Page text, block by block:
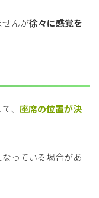
んが徐々に感覚を
、 座席の位置が決
なっている場合があ